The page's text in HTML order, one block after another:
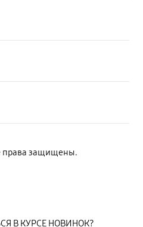
права защищены.
В КУРСЕ НОВИНОК?